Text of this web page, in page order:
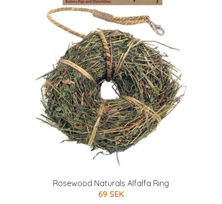
Rosewood Naturals Alfalfa Ring
69 SEK